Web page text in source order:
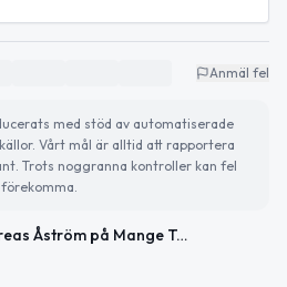
Anmäl fel
med stöd av automatiserade
Vårt mål är alltid att rapportera
Trots noggranna kontroller kan fel
förekomma.
Andreas Åström på Mange Takk